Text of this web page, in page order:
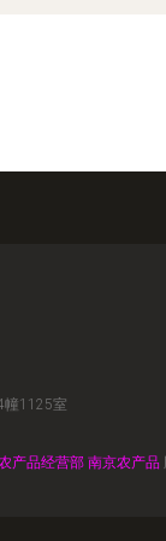
幢1125室
产品经营部 南京农产品